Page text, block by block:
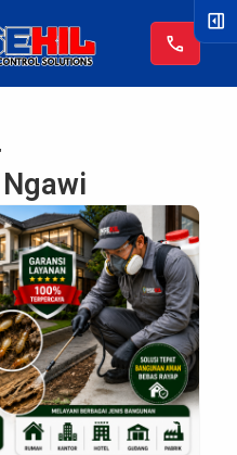
call
right_panel_open